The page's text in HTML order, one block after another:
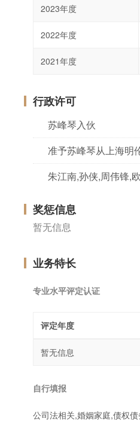
2023年度
2022年度
2021年度
行政许可
苏峰琴入伙
准予苏峰琴从上海明
朱江南,孙侠,周伟锋,
奖惩信息
暂无信息
业务特长
专业水平评定认证
评定年度
暂无信息
自行填报
公司法相关,婚姻家庭,债权债